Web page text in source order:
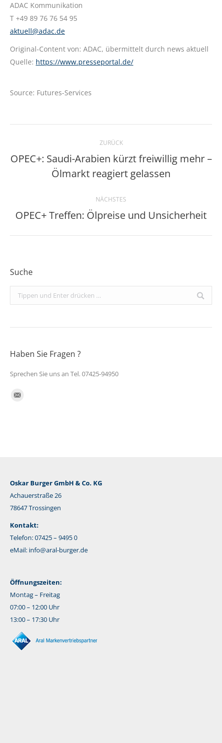
ADAC Kommunikation
T +49 89 76 76 54 95
aktuell@adac.de
Original-Content von: ADAC, übermittelt durch news aktuell
Quelle: https://www.presseportal.de/
Source: Futures-Services
Kommentarnavigation
ZURÜCK
Vorheriger
Beitrag:
OPEC+: Saudi-Arabien kürzt freiwillig mehr –
Ölmarkt reagiert gelassen
NÄCHSTES
Nächster
OPEC+ Treffen: Ölpreise und Unsicherheit
Suche
Search:
Haben Sie Fragen ?
Sprechen Sie uns an Tel. 07425-94950
Finden Sie uns auf:
Oskar Burger GmbH & Co. KG
Achauerstraße 26
78647 Trossingen
Kontakt:
Telefon: 07425 – 9495 0
eMail: info@aral-burger.de
Öffnungszeiten:
Montag – Freitag
07:00 – 12:00 Uhr
13:00 – 17:30 Uhr